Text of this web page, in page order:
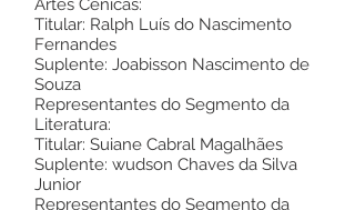
Artes Cênicas:
Titular: Ralph Luís do Nascimento
Fernandes
Suplente: Joabisson Nascimento de
Souza
Representantes do Segmento da
Literatura:
Titular: Suiane Cabral Magalhães
Suplente: wudson Chaves da Silva
Junior
Representantes do Segmento da